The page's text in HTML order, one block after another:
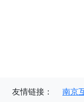
友情链接： 南京